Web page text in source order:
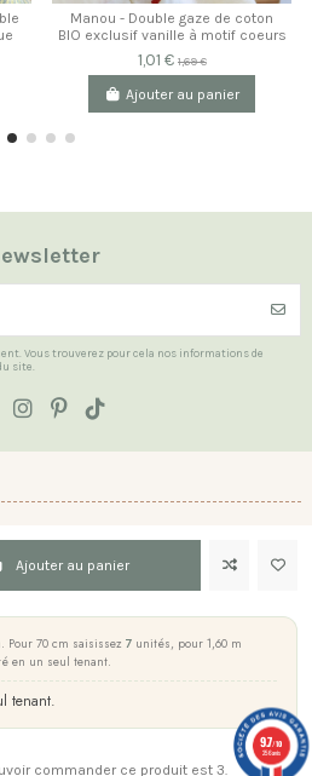
Ajouter au panier
. Pour 70 cm saisissez 7 unités, pour 1,60 m
en un seul tenant.
tenant.
commander ce produit est 3.
Manou - Double gaze de coton
BIO exclusif vanille à motif coeurs
1,01 € 1,69 €
Ajouter au panier
Vous trouverez pour cela nos informations de
site.
droits réservés.Plan du site
9.7/10
256 avis